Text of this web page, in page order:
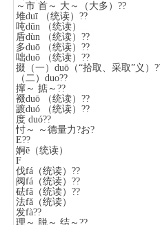
～市 首～ 大～（大多）??
堆duī （统读）??
吨dūn （统读）
盾dùn （统读）??
多duō （统读）??
咄duō （统读）??
掇（一）duō（“拾取、采取”义）
（二）duo??
撺～ 掂～??
裰duō （统读）??
踱duó （统读）??
度 duó??
忖～ ～德量力?お?
E??
婀ē（统读）
F
伐fá（统读）??
阀fá（统读）??
砝fǎ（统读）??
法fǎ（统读）
发fà??
理～ 脱～ 结～??